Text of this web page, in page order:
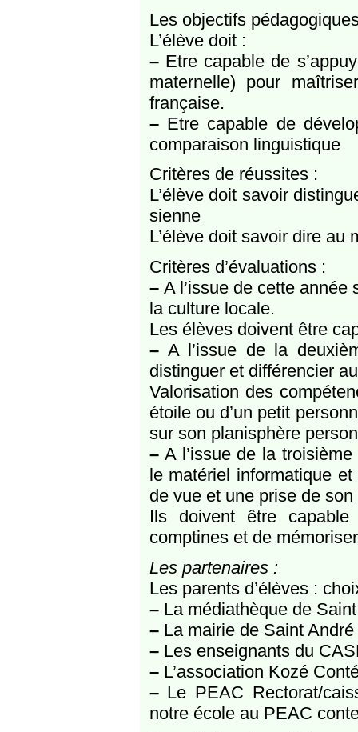
Les objectifs
L’élève doit :
–Etre capable de
maternelle) pour
française.
–Etre capable de
comparaison linguistique
Critères de réussites :
L’élève doit savoir
sienne
L’élève doit savoir dire au
Critères d’évaluations :
–A l’issue de cette année
la culture locale.
Les élèves doivent être
–A l’issue de la
distinguer et différencier
Valorisation des
étoile ou d’un petit
sur son planisphère
–A l’issue de la troisième
le matériel informatique
de vue et une prise de
Ils doivent être
comptines et de
Les partenaires :
Les parents d’élèves :
–La médiathèque de
–La mairie de Saint André
–Les enseignants du
–L’association Kozé
–Le PEAC Rectorat/
notre école au PEAC